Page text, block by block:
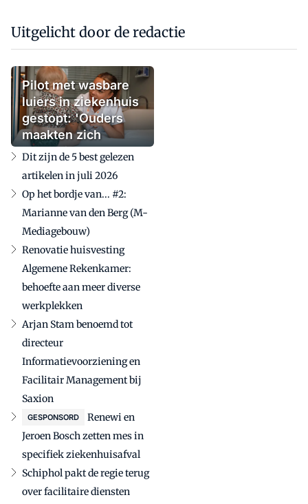
Uitgelicht door de redactie
Pilot met wasbare
luiers in ziekenhuis
gestopt: 'Ouders
maakten zich
zorgen'
Dit zijn de 5 best gelezen
artikelen in juli 2026
Op het bordje van... #2:
Marianne van den Berg (M-
Mediagebouw)
Renovatie huisvesting
Algemene Rekenkamer:
behoefte aan meer diverse
werkplekken
Arjan Stam benoemd tot
directeur
Informatievoorziening en
Facilitair Management bij
Saxion
GESPONSORD
Renewi en
Jeroen Bosch zetten mes in
specifiek ziekenhuisafval
Schiphol pakt de regie terug
over facilitaire diensten